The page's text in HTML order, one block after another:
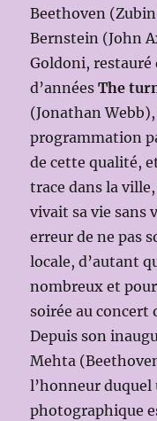
Beethoven
Bernstein (John
Goldoni,
d’annéesThe
(Jonathan
programmation
de cette qualité,
trace dans la
vivait sa vie sans
erreur de ne pas
locale, d’autant
nombreux et
soirée au concert
Depuis son
Mehta
l’honneur
photographique